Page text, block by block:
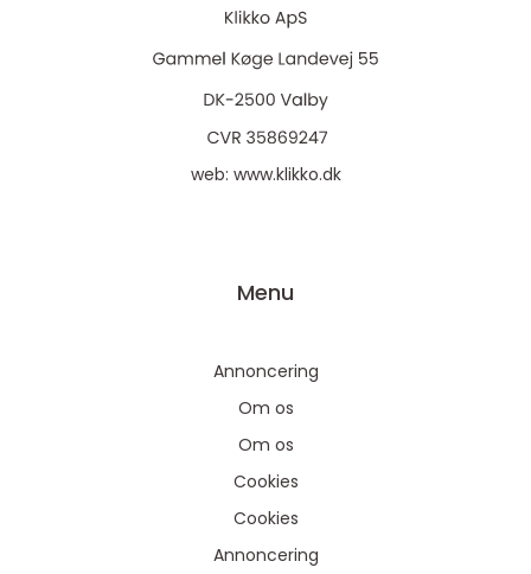
web: www.klikko.dk
Menu
Annoncering
Om os
Om os
Cookies
Cookies
Annoncering